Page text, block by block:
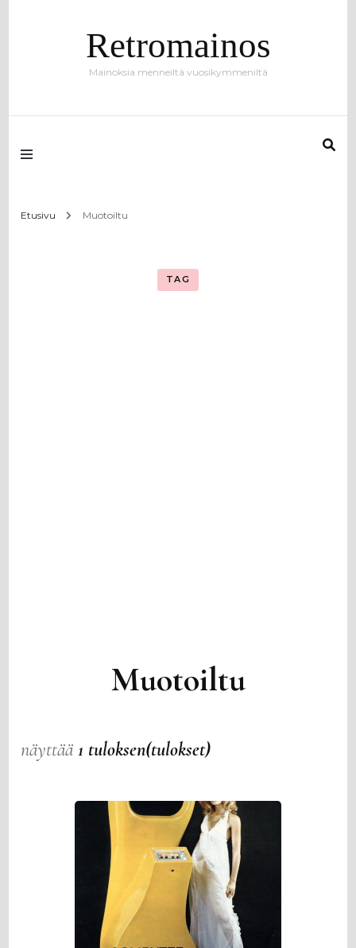
Retromainos
Mainoksia menneiltä vuosikymmeniltä
Etusivu Muotoiltu
TAG
Muotoiltu
näyttää1 tuloksen(tulokset)